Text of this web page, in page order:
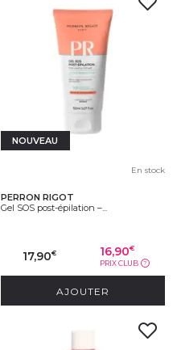
NOUVEAU
En stock
PERRON RIGOT
Gel SOS post-épilation –...
17,90€ 16,90€
PRIX CLUB ?
AJOUTER